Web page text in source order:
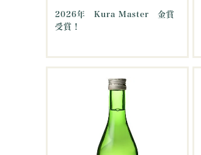
2026年 Kura Master 金賞
受賞！